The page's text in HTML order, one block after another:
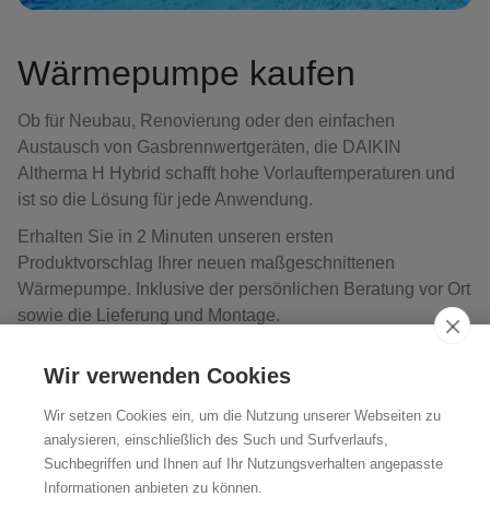
Wärmepumpe kaufen
Ob für Neubau, Renovierung oder den einfachen
Austausch von Gasbrennwertgeräten, die DAIKIN
Altherma H Hybrid schafft hohe Vorlauftemperaturen und
ist so die Lösung für jede Anwendung.
Erhalten Sie in 2 Minuten unseren ersten
Produktvorschlag Ihrer neuen maßgeschnittenen
Wärmepumpe. Inklusive der persönlichen Beratung vor Ort
sowie die Lieferung und Montage.
Wir verwenden Cookies
Wir setzen Cookies ein, um die Nutzung unserer Webseiten zu
analysieren, einschließlich des Such und Surfverlaufs,
Suchbegriffen und Ihnen auf Ihr Nutzungsverhalten angepasste
Informationen anbieten zu können.